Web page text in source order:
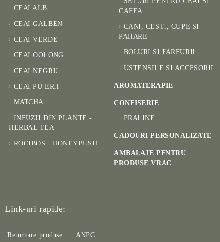
CEAI ALB
CEAI GALBEN
CEAI VERDE
CEAI OOLONG
CEAI NEGRU
CEAI PU ERH
MATCHA
INFUZII DIN PLANTE -
HERBAL TEA
ROOIBOS - HONEYBUSH
CAFEA
CANI, CESTI, CUPE SI
PAHARE
BOLURI SI FARFURII
USTENSILE SI ACCESORII
AROMATERAPIE
CONFISERIE
PRALINE
CADOURI PERSONALIZATE
AMBALAJE PENTRU
PRODUSE VRAC
Link-uri rapide:
Returnare produse ANPC